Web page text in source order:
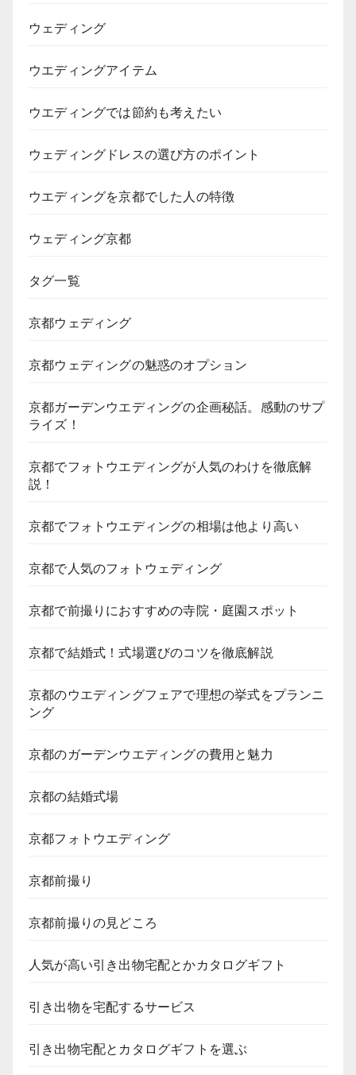
ウェディング
ウエディングアイテム
ウエディングでは節約も考えたい
ウェディングドレスの選び方のポイント
ウエディングを京都でした人の特徴
ウェディング京都
タグ一覧
京都ウェディング
京都ウェディングの魅惑のオプション
京都ガーデンウエディングの企画秘話。感動のサプ
ライズ！
京都でフォトウエディングが人気のわけを徹底解
説！
京都でフォトウエディングの相場は他より高い
京都で人気のフォトウェディング
京都で前撮りにおすすめの寺院・庭園スポット
京都で結婚式！式場選びのコツを徹底解説
京都のウエディングフェアで理想の挙式をプランニ
ング
京都のガーデンウエディングの費用と魅力
京都の結婚式場
京都フォトウエディング
京都前撮り
京都前撮りの見どころ
人気が高い引き出物宅配とかカタログギフト
引き出物を宅配するサービス
引き出物宅配とカタログギフトを選ぶ